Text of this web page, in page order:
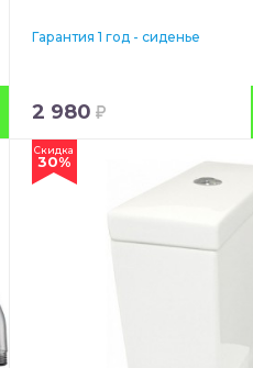
Гарантия 1 год - сиденье
2 980
Скидка
30%